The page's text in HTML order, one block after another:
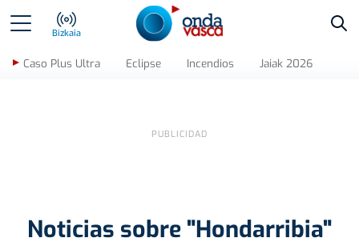
Bizkaia
Caso Plus Ultra Eclipse Incendios Jaiak 2026
Noticias sobre "Hondarribia"